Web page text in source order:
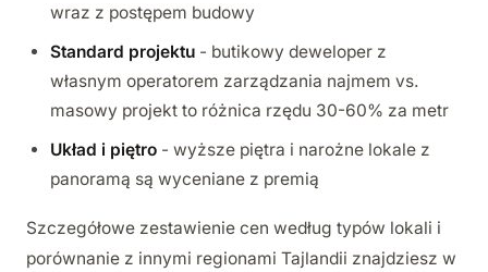
wraz z postępem budowy
Standard projektu - butikowy deweloper z
własnym operatorem zarządzania najmem vs.
masowy projekt to różnica rzędu 30-60% za metr
Układ i piętro - wyższe piętra i narożne lokale z
panoramą są wyceniane z premią
Szczegółowe zestawienie cen według typów lokali i
porównanie z innymi regionami Tajlandii znajdziesz w